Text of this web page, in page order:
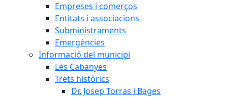
Empreses i comerços
Entitats i associacions
Subministraments
Emergències
Informació del municipi
Les Cabanyes
Trets històrics
Dr. Josep Torras i Bages